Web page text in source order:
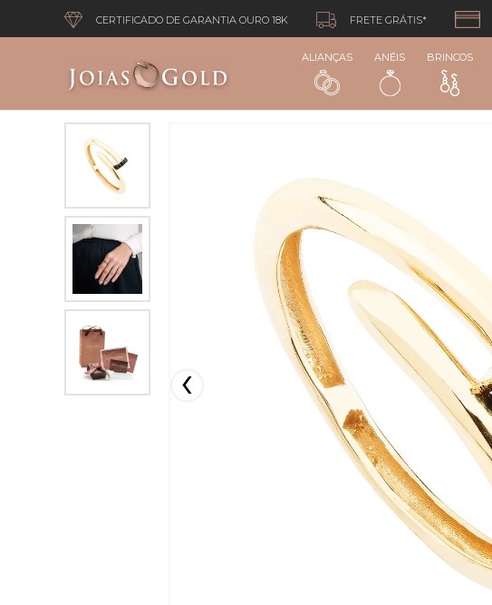
CERTIFICADO DE GARANTIA OURO 18K FRETE GRÁTIS*
ALIANÇAS ANÉIS BRINCOS